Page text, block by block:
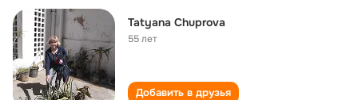
Tatyana Chuprova
55 лет
Добавить в друзья